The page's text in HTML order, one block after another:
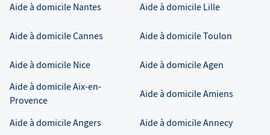
Aide à domicile Nantes Aide à domicile Lille
Aide à domicileCannes Aide à domicileToulon
Aide à domicile Nice Aide à domicileAgen
Aide à domicileAix-en-
Provence
Aide à domicileAmiens
Aide à domicileAngers Aide à domicileAnnecy